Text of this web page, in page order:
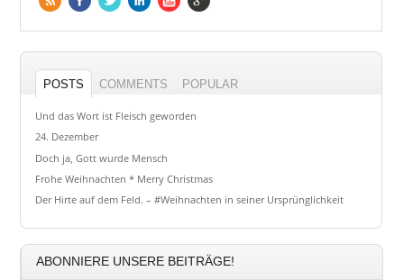
POSTS COMMENTS POPULAR
Und das Wort ist Fleisch geworden
24. Dezember
Doch ja, Gott wurde Mensch
Frohe Weihnachten * Merry Christmas
Der Hirte auf dem Feld. – #Weihnachten in seiner Ursprünglichkeit
ABONNIERE UNSERE BEITRÄGE!